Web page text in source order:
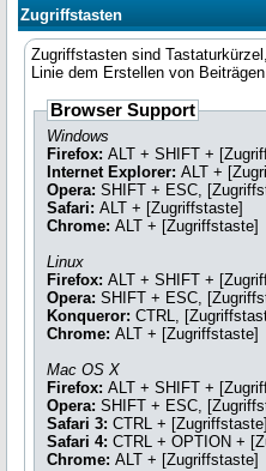
Zugriffstasten
Zugriffstasten sind
Linie dem Erstellen von
Browser Support
Windows
Firefox: ALT + SHIFT +
Internet Explorer: ALT +
Opera: SHIFT + ESC,
Safari: ALT + [Zugriffstaste]
Chrome: ALT + [Zugriffstaste]
Linux
Firefox: ALT + SHIFT +
Opera: SHIFT + ESC,
Konqueror: CTRL,
Chrome: ALT + [Zugriffstaste]
Mac OS X
Firefox: ALT + SHIFT +
Opera: SHIFT + ESC,
Safari 3: CTRL + [Zugriffstaste]
Safari 4: CTRL + OPTION +
Chrome: ALT + [Zugriffstaste]